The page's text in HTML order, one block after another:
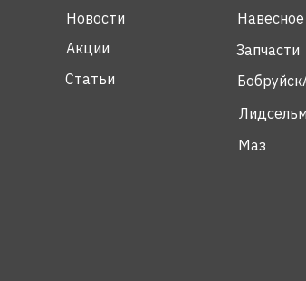
Акции
Статьи
Новости
Маз
Запчасти